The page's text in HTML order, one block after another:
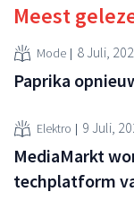
Meest
Mode 8 Juli,
Paprika
Elektro 9 Juli,
MediaMarkt
techplatform